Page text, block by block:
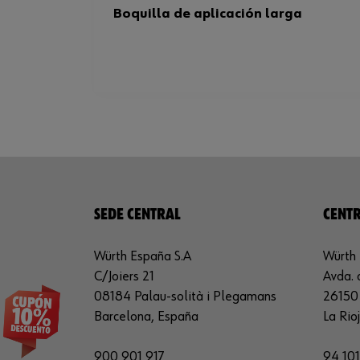
Boquilla de aplicación larga
SEDE CENTRAL
Würth España S.A
C/Joiers 21
08184 Palau-solità i Plegamans
Barcelona, España
900 901 917
Würth
Avda.
La
94